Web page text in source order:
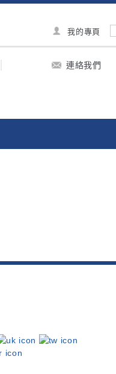
我的專頁
連絡我們